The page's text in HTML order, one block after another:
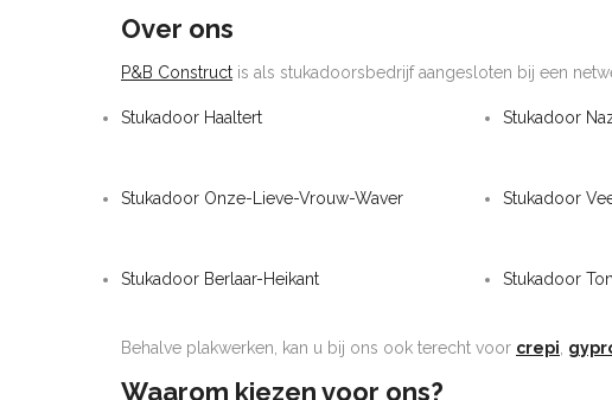
Over ons
P&B Construct is als stukadoorsbedrijf aangesloten bij een
Stukadoor Haaltert Stukadoor
Stukadoor Onze-Lieve-Vrouw-Waver Stukadoor
Stukadoor Berlaar-Heikant Stukadoor
Behalve plakwerken, kan u bij ons ook terecht voor crepi
Waarom kiezen voor ons?